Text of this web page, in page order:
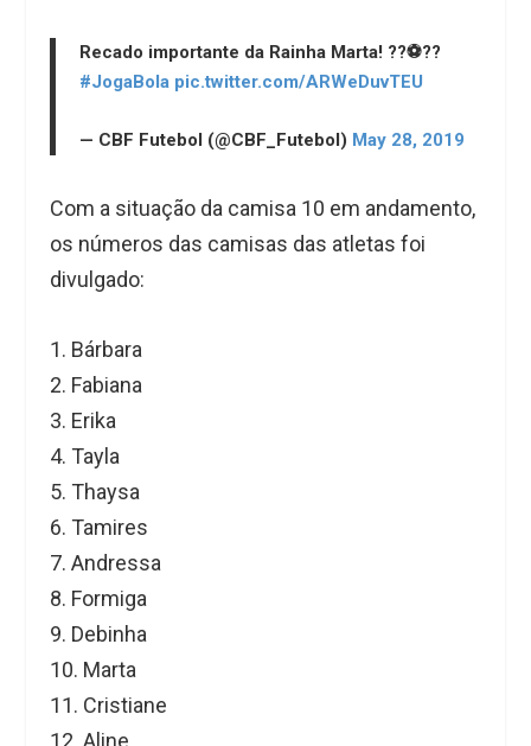
Recado importante da Rainha Marta! ??⚽??
#JogaBola pic.twitter.com/ARWeDuvTEU
— CBF Futebol (@CBF_Futebol) May 28, 2019
Com a situação da camisa 10 em andamento,
os números das camisas das atletas foi
divulgado:
1. Bárbara
2. Fabiana
3. Erika
4. Tayla
5. Thaysa
6. Tamires
7. Andressa
8. Formiga
9. Debinha
10. Marta
11. Cristiane
12. Aline